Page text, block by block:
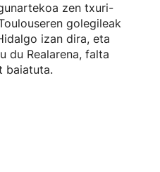
zen txuri-
golegileak
izan dira, eta
du Realarena, falta
baiatuta.